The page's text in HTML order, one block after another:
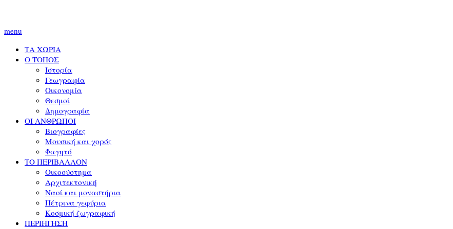
menu
ΤΑ ΧΩΡΙΑ
Ο ΤΟΠΟΣ
Ιστορία
Γεωγραφία
Οικονομία
Θεσμοί
Δημογραφία
ΟΙ ΑΝΘΡΩΠΟΙ
Βιογραφίες
Μουσική και χορός
Φαγητό
ΤΟ ΠΕΡΙΒΑΛΛΟΝ
Οικοσύστημα
Αρχιτεκτονική
Ναοί και μοναστήρια
Πέτρινα γεφύρια
Κοσμική ζωγραφική
ΠΕΡΙΗΓΗΣΗ